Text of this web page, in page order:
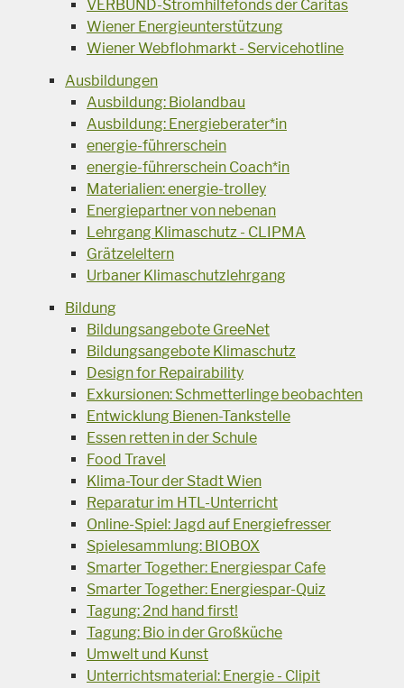
VERBUND-Stromhilfefonds der Caritas
Wiener Energieunterstützung
Wiener Webflohmarkt - Servicehotline
Ausbildungen
Ausbildung: Biolandbau
Ausbildung: Energieberater*in
energie-führerschein
energie-führerschein Coach*in
Materialien: energie-trolley
Energiepartner von nebenan
Lehrgang Klimaschutz - CLIPMA
Grätzeleltern
Urbaner Klimaschutzlehrgang
Bildung
Bildungsangebote GreeNet
Bildungsangebote Klimaschutz
Design for Repairability
Exkursionen: Schmetterlinge beobachten
Entwicklung Bienen-Tankstelle
Essen retten in der Schule
Food Travel
Klima-Tour der Stadt Wien
Reparatur im HTL-Unterricht
Online-Spiel: Jagd auf Energiefresser
Spielesammlung: BIOBOX
Smarter Together: Energiespar Cafe
Smarter Together: Energiespar-Quiz
Tagung: 2nd hand first!
Tagung: Bio in der Großküche
Umwelt und Kunst
Unterrichtsmaterial: Energie - Clipit